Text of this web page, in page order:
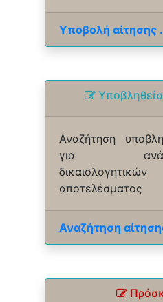
Υποβολή αίτησης
Αναζήτηση
για
αποτελέσματος
Αναζήτηση